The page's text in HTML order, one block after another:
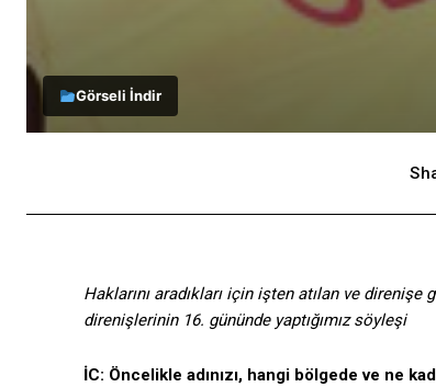
Görseli İndir
Haklarını aradıkları için işten atılan ve
direnişlerinin 16. gününde yaptığımız söyleşi
İC: Öncelikle adınızı, hangi bölgede ve ne